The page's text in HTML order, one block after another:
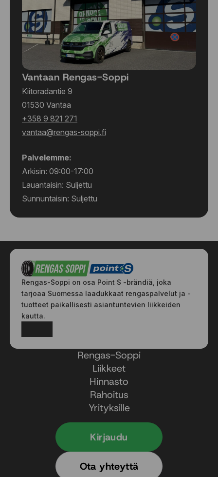
Vantaan Rengas-Soppi
Kiitoradantie 9
01530 Vantaa
+358 9 821 271
vantaa@rengas-soppi.fi
Palvelemme:
Arkisin: 09:00-17:00
Lauantaisin: Suljettu
Sunnuntaisin: Suljettu
Rengas-Soppi on osa Point S -brändiä, joka
tarjoaa Suomessa laadukkaat rengaspalvelut ja -
tuotteet paikallisesti asiantuntevien liikkeiden
kautta.
Rengas-Soppi
Liikkeet
Hinnasto
Rahoitus
Yrityksille
Kirjaudu
Ota yhteyttä